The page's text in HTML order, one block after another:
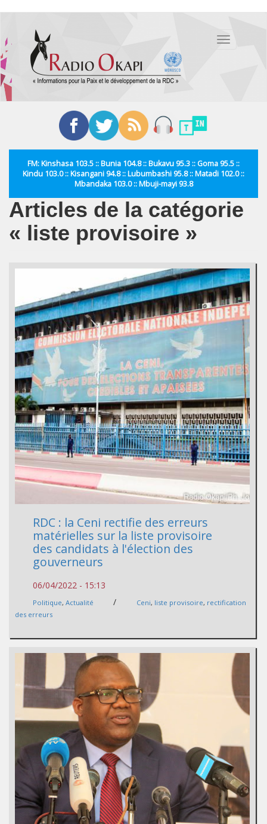
contenu
principal
Toggle
FM: Kinshasa 103.5 :: Bunia 104.8 :: Bukavu 95.3 :: Goma 95.5 ::
Kindu 103.0 :: Kisangani 94.8 :: Lubumbashi 95.8 :: Matadi 102.0 ::
Mbandaka 103.0 :: Mbuji-mayi 93.8
Articles de la catégorie
« liste provisoire »
RDC : la Ceni rectifie des erreurs
matérielles sur la liste provisoire
des candidats à l'élection des
gouverneurs
06/04/2022 - 15:13
Politique, Actualité / Ceni, liste provisoire, rectification
des erreurs